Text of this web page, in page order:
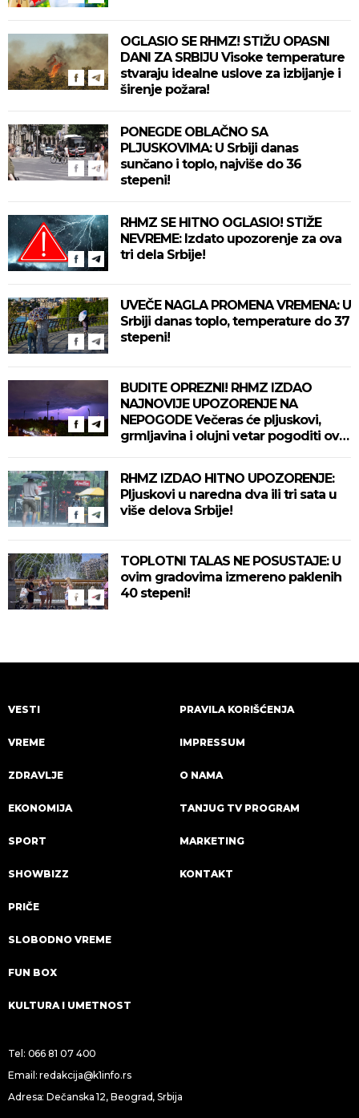
OGLASIO SE RHMZ! STIŽU OPASNI
DANI ZA SRBIJU Visoke temperature
stvaraju idealne uslove za izbijanje i
širenje požara!
PONEGDE OBLAČNO SA
PLJUSKOVIMA: U Srbiji danas
sunčano i toplo, najviše do 36
stepeni!
RHMZ SE HITNO OGLASIO! STIŽE
NEVREME: Izdato upozorenje za ova
tri dela Srbije!
UVEČE NAGLA PROMENA VREMENA: U
Srbiji danas toplo, temperature do 37
stepeni!
BUDITE OPREZNI! RHMZ IZDAO
NAJNOVIJE UPOZORENJE NA
NEPOGODE Večeras će pljuskovi,
grmljavina i olujni vetar pogoditi ove
RHMZ IZDAO HITNO UPOZORENJE:
Pljuskovi u naredna dva ili tri sata u
više delova Srbije!
TOPLOTNI TALAS NE POSUSTAJE: U
ovim gradovima izmereno paklenih
40 stepeni!
VESTI
VREME
ZDRAVLJE
EKONOMIJA
SPORT
SHOWBIZZ
PRIČE
SLOBODNO VREME
FUN BOX
KULTURA I UMETNOST
PRAVILA KORIŠĆENJA
IMPRESSUM
O NAMA
TANJUG TV PROGRAM
MARKETING
KONTAKT
Tel: 066 81 07 400
Email:redakcija@k1info.rs
Adresa: Dečanska 12, Beograd, Srbija